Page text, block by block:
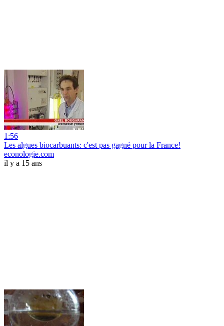
1:56
Les algues biocarbuants: c'est pas gagné pour la France!
econologie.com
il y a 15 ans